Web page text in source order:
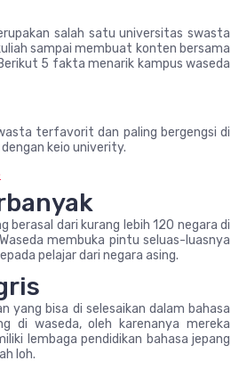
salah satu universitas swasta
sampai membuat konten bersama
5 fakta menarik kampus waseda
terfavorit dan paling bergengsi di
keio univerity.
berasal dari kurang lebih 120 negara di
membuka pintu seluas-luasnya
pelajar dari negara asing.
yang bisa di selesaikan dalam bahasa
di waseda, oleh karenanya mereka
lembaga pendidikan bahasa jepang
loh.